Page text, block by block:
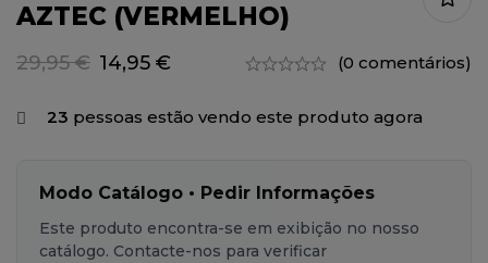
AZTEC (VERMELHO)
29,95€ 14,95 € (0 comentários)
23 pessoas estão vendo este produto agora
Modo Catálogo • Pedir Informações
Este produto encontra-se em exibição no nosso
catálogo. Contacte-nos para verificar